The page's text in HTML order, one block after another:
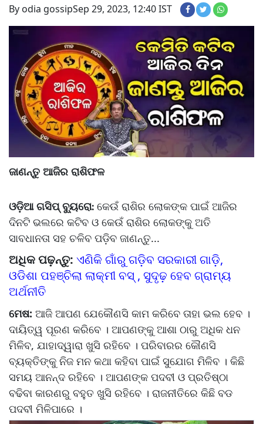
By odia gossipSep 29, 2023, 12:40 IST
ଜାଣନ୍ତୁ ଆଜିର ରାଶିଫଳ
ଓଡ଼ିଆ ଗସିପ୍ ବ୍ୟୁରୋ: କେଉଁ ରାଶିର ଲୋକଙ୍କ ପାଇଁ ଆଜିର
ଦିନଟି ଭଲରେ କଟିବ ଓ କେଉଁ ରାଶିର ଲୋକଙ୍କୁ ଅତି
ସାବଧାନତା ସହ ଚଳିବ ପଡ଼ିବ ଜାଣନ୍ତୁ...
ଅଧିକ ପଢ଼ନ୍ତୁ: ଏଣିକି ଗାଁରୁ ଗଡ଼ିବ ସରକାରୀ ଗାଡ଼ି,
ଓଡିଶା ପହଞ୍ଚିଲା ଲାକ୍‌‌ମୀ ବସ୍‌‌ , ସୁଦୃଢ଼ ହେବ ଗ୍ରାମ୍ୟ
ଅର୍ଥନୀତି
ମେଷ: ଆଜି ଆପଣ ଯେକୌଣସି କାମ କରିବେ ତାହା ଭଲ ହେବ ।
ଦାୟିତ୍ୱ ପୂରଣ କରିବେ । ଆପଣଙ୍କୁ ଆଶା ଠାରୁ ଅଧିକ ଧନ
ମିଳିବ, ଯାହାଦ୍ୱାରା ଖୁସି ରହିବେ । ପରିବାରର କୌଣସି
ବ୍ୟକ୍ତିଙ୍କୁ ନିଜ ମନ କଥା କହିବା ପାଇଁ ସୁଯୋଗ ମିଳିବ । କିଛି
ସମୟ ଆନନ୍ଦ ରହିବେ । ଆପଣଙ୍କ ପଦବୀ ଓ ପ୍ରତିଷ୍ଠା
ବଢିବା କାରଣରୁ ବହୁତ ଖୁସି ରହିବେ । ରାଜନୀତିରେ କିଛି ବଡ
ପଦବୀ ମିଳିପାରେ ।